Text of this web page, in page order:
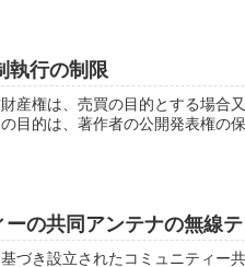
行の制限
産権は、売買の目的とする場合
目的は、著作者の公開発表権の
の共同アンテナの無線テ
づき設立されたコミュニティー